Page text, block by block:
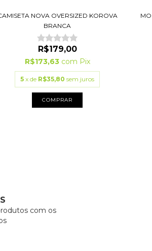
NOVA OVERSIZED KOROVA
BRANCA
R$179,00
R$173,63 com Pix
5 x de R$35,80 sem juros
COMPRAR
com os